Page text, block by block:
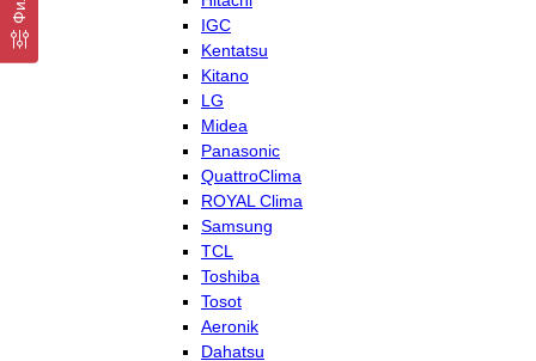
IGC
Kentatsu
Kitano
LG
Midea
Panasonic
QuattroClima
ROYAL Clima
Samsung
TCL
Toshiba
Tosot
Aeronik
Dahatsu